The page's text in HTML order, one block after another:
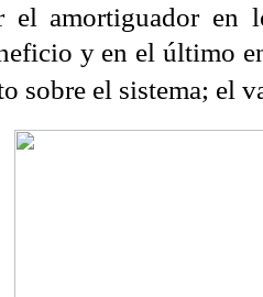
el amortiguador en
y en el último
sobre el sistema; el